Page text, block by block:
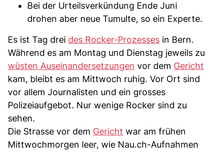
Bei der Urteilsverkündung Ende Juni
drohen aber neue Tumulte, so ein Experte.
Es ist Tag drei des Rocker-Prozesses in Bern.
Während es am Montag und Dienstag jeweils zu
wüsten Auseinandersetzungen vor dem Gericht
kam, bleibt es am Mittwoch ruhig. Vor Ort sind
vor allem Journalisten und ein grosses
Polizeiaufgebot. Nur wenige Rocker sind zu
sehen.
Die Strasse vor dem Gericht war am frühen
Mittwochmorgen leer, wie Nau.ch-Aufnahmen